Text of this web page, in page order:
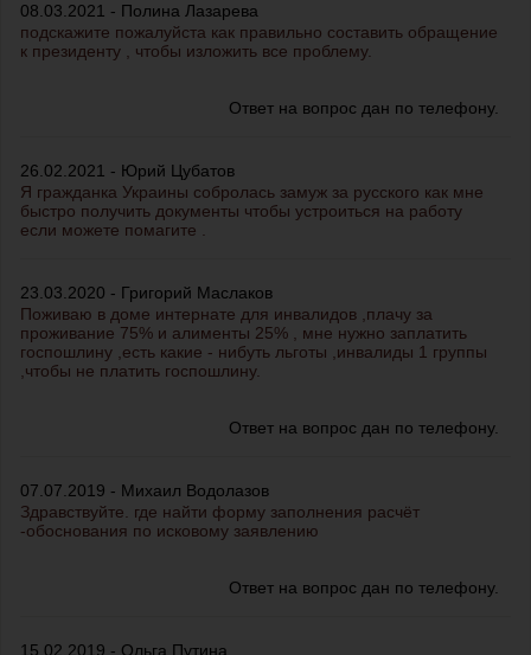
08.03.2021 - Полина Лазарева
подскажите пожалуйста как правильно составить обращение
к президенту , чтобы изложить все проблему.
Ответ на вопрос дан по телефону.
26.02.2021 - Юрий Цубатов
Я гражданка Украины собролась замуж за русского как мне
быстро получить документы чтобы устроиться на работу
если можете помагите .
23.03.2020 - Григорий Маслаков
Поживаю в доме интернате для инвалидов ,плачу за
проживание 75% и алименты 25% , мне нужно заплатить
госпошлину ,есть какие - нибуть льготы ,инвалиды 1 группы
,чтобы не платить госпошлину.
Ответ на вопрос дан по телефону.
07.07.2019 - Михаил Водолазов
Здравствуйте. где найти форму заполнения расчёт
-обоснования по исковому заявлению
Ответ на вопрос дан по телефону.
15.02.2019 - Ольга Путина